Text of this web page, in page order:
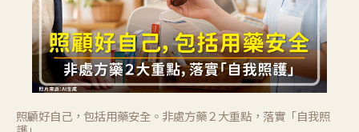
照顧好自己，包括用藥安全。非處方藥２大重點，落實「自我照